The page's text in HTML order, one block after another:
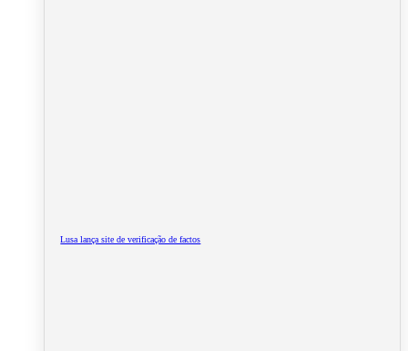
Lusa lança site de verificação de factos